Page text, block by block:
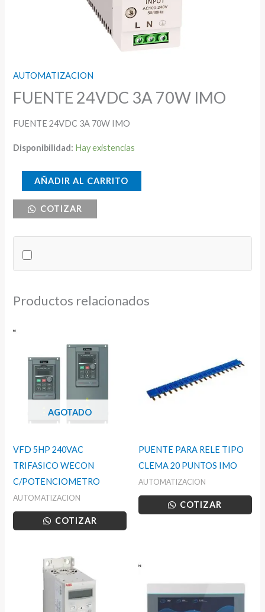
AUTOMATIZACION
FUENTE 24VDC 3A 70W IMO
FUENTE 24VDC 3A 70W IMO
Disponibilidad: Hay existencias
FUENTE
24VDC
cantidad
AÑADIR AL CARRITO
COTIZAR
Productos relacionados
AGOTADO
VFD 5HP 240VAC
TRIFASICO WECON
C/POTENCIOMETRO
AUTOMATIZACION
COTIZAR
PUENTE PARA RELE TIPO
CLEMA 20 PUNTOS IMO
AUTOMATIZACION
COTIZAR